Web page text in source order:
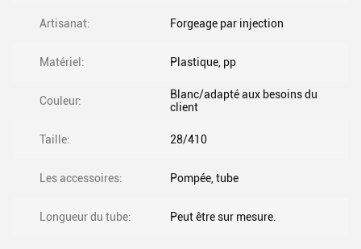
Artisanat: Forgeage par injection
Matériel: Plastique, pp
Couleur:
Blanc/adapté aux besoins du
client
Taille: 28/410
Les accessoires: Pompée, tube
Longueur du tube: Peut être sur mesure.